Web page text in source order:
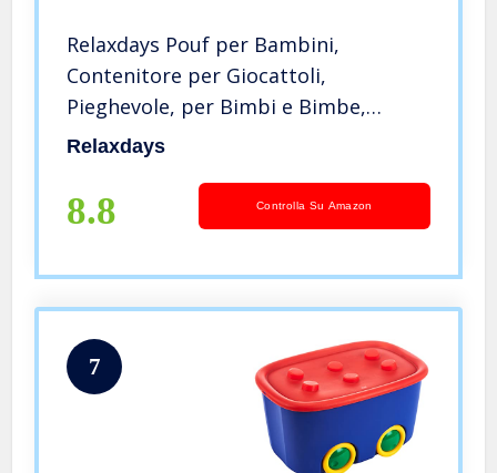
Relaxdays Pouf per Bambini,
Contenitore per Giocattoli,
Pieghevole, per Bimbi e Bimbe,
Salvaspazio, Animali, colorato
Relaxdays
8.8 Controlla Su Amazon
7